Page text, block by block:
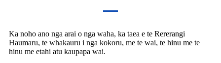
Ka noho ano nga arai o nga waha, ka taea e te Rererangi
Haumaru, te whakauru i nga kokoru, me te wai, te hinu me te
hinu me etahi atu kaupapa wai.